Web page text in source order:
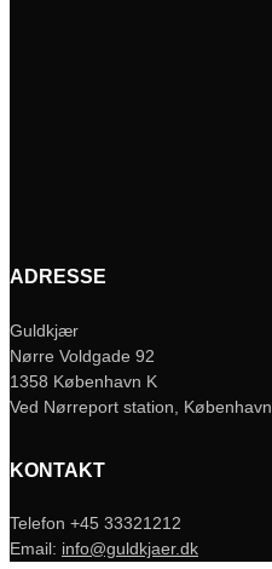
ADRESSE
Guldkjær
Nørre Voldgade 92
1358 København K
Ved Nørreport station, København
KONTAKT
Telefon +45 33321212
Email: info@guldkjaer.dk